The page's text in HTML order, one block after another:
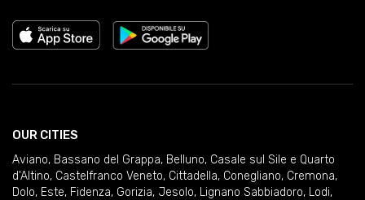
OUR CITIES
Aviano, Bassano del Grappa, Belluno, Casale sul Sile e Quarto
d'Altino, Castelfranco Veneto, Cittadella, Conegliano, Cremona,
Dolo, Este, Fidenza, Gorizia, Jesolo, Lignano Sabbiadoro, Lodi,